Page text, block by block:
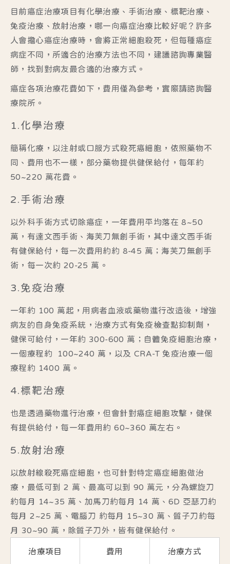
目前癌症治療項目有化學治療、手術治療、標靶治療、
免疫治療、放射治療，哪一向癌症治療比較好呢？許多
人會擔心癌症治療時，會將正常細胞殺死，但每種癌症
病症不同，所適合的治療方法也不同，建議諮詢專業醫
師，找到對病友最合適的治療方式。
癌症各項治療花費如下，費用僅為參考，實際請諮詢醫
療院所。
1.化學治療
簡稱化療，以注射或口服方式殺死癌細胞，依照藥物不
同、費用也不一樣，部分藥物提供健保給付，每年約
50~220 萬花費。
2.手術治療
以外科手術方式切除癌症，一年費用平均落在 8~50
萬，有達文西手術、海芙刀無創手術，其中達文西手術
有健保給付，每一次費用約約 8-45 萬；海芙刀無創手
術，每一次約 20-25 萬。
3.免疫治療
一年約 100 萬起，用病者血液或藥物進行改造後，增強
病友的自身免疫系統，治療方式有免疫檢查點抑制劑，
健保可給付，一年約 300-600 萬；自體免疫細胞治療，
一個療程約 100~240 萬，以及 CRA-T 免疫治療一個
療程約 1400 萬。
4.標靶治療
也是透過藥物進行治療，但會針對癌症細胞攻擊，健保
有提供給付，每一年費用約 60~360 萬左右。
5.放射治療
以放射線殺死癌症細胞，也可針對特定癌症細胞做治
療，最低可到 2 萬、最高可以到 90 萬元，分為螺旋刀
約每月 14~35 萬、加馬刀約每月 14 萬、6D 亞瑟刀約
每月 2~25 萬、電腦刀 約每月 15~30 萬、質子刀約每
月 30~90 萬，除質子刀外，皆有健保給付。
治療項目 費用 治療方式